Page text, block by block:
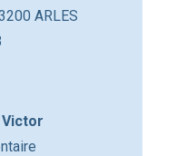
ARLES
Victor